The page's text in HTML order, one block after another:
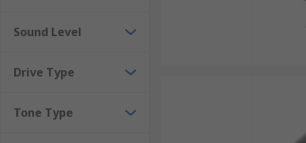
Sound Level
Drive Type
Tone Type